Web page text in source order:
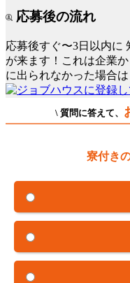
応募後の流れ
応募後すぐ〜3日以内に
が来ます！これは企業
に出られなかった場合は
\ 質問に答えて、
寮付き